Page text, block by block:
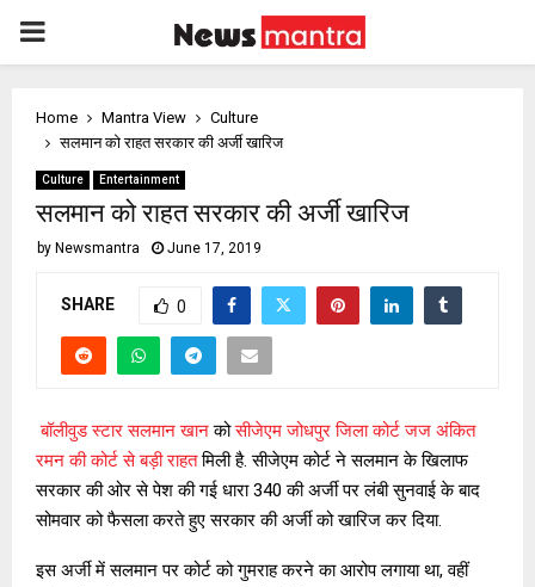
PRIMARY
Home Mantra View
Culture
सलमान को राहत सरकार की अर्जी खारिज
Culture Entertainment
सलमान को राहत सरकार की अर्जी खारिज
by Newsmantra June 17, 2019
SHARE 0
बॉलीवुड स्टार सलमान खानकोसीजेएम जोधपुर जिला कोर्ट जज अंकित
रमन की कोर्ट से बड़ी राहतमिली है. सीजेएम कोर्ट ने सलमान के खिलाफ
सरकार की ओर से पेश की गई धारा 340 की अर्जी पर लंबी सुनवाई के बाद
सोमवार को फैसला करते हुए सरकार की अर्जी को खारिज कर दिया.
इस अर्जी में सलमान पर कोर्ट को गुमराह करने का आरोप लगाया था, वहीं